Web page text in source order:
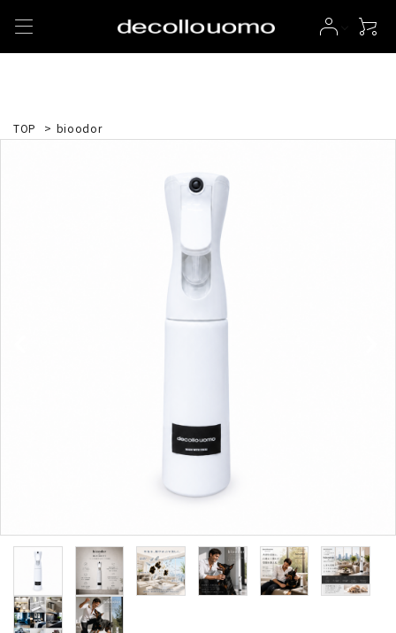
TOP > bioodor